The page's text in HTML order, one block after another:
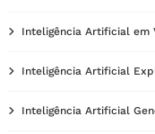
Inteligência Artificial em
Inteligência Artificial
Inteligência Artificial